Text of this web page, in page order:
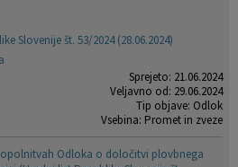
Slovenije št. 53/2024 (28.06.2024)
Sprejeto: 21.06.2024
Veljavno od: 29.06.2024
Tip objave: Odlok
Vsebina: Promet in zveze
Odloka o določitvi plovbnega